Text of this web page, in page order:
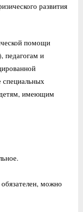
развития
помощи
педагогам и
имеющим
можно